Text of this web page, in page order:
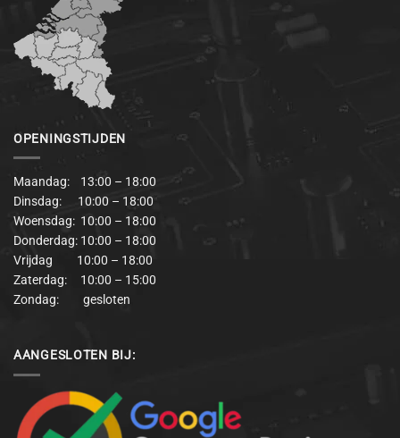
OPENINGSTIJDEN
Maandag: 13:00 – 18:00
Dinsdag: 10:00 – 18:00
Woensdag: 10:00 – 18:00
Donderdag: 10:00 – 18:00
Vrijdag 10:00 – 18:00
Zaterdag: 10:00 – 15:00
Zondag: gesloten
AANGESLOTEN BIJ: